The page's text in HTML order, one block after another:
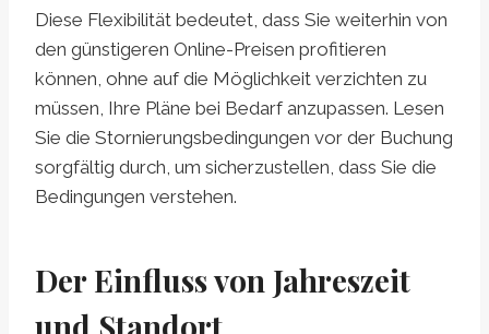
Diese Flexibilität bedeutet, dass Sie weiterhin von
den günstigeren Online-Preisen profitieren
können, ohne auf die Möglichkeit verzichten zu
müssen, Ihre Pläne bei Bedarf anzupassen. Lesen
Sie die Stornierungsbedingungen vor der Buchung
sorgfältig durch, um sicherzustellen, dass Sie die
Bedingungen verstehen.
Der Einfluss von Jahreszeit
und Standort